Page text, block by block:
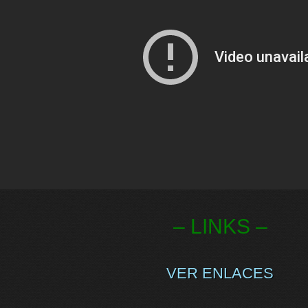
– LINKS –
VER ENLACES